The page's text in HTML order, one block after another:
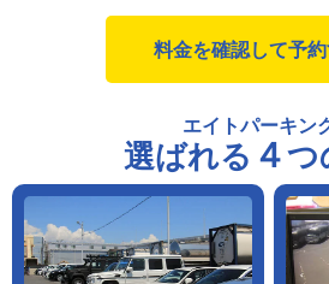
13 14 15 16
21 22 23
5 6 7
キャンセル
日曜 月曜 火曜 水曜
31 1 2
15 16
21 22 23
30
4 5 6
料金を確認して予
エイトパーキン
選ばれる ４つ